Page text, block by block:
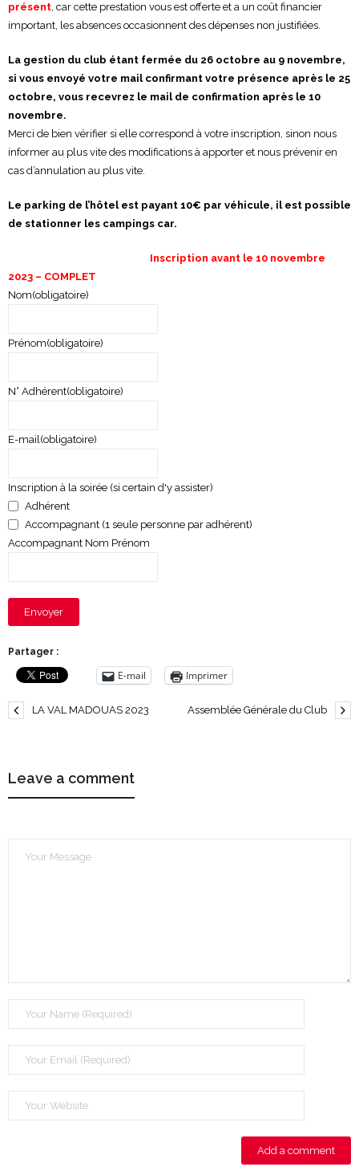
présent, car cette prestation vous est offerte et a un coût financier
important, les absences occasionnent des dépenses non justifiées.
La gestion du club étant fermée du 26 octobre au 9 novembre,
si vous envoyé votre mail confirmant votre présence après le 25
octobre, vous recevrez le mail de confirmation après le 10
novembre.
Merci de bien vérifier si elle correspond à votre inscription, sinon nous
informer au plus vite des modifications à apporter et nous prévenir en
cas d’annulation au plus vite.
Le parking de l’hôtel est payant 10€ par véhicule, il est possible
de stationner les campings car.
Inscription avant le 10 novembre
2023 – COMPLET
Nom(obligatoire)
Prénom(obligatoire)
N° Adhérent(obligatoire)
E-mail(obligatoire)
Inscription à la soirée (si certain d'y assister)
Adhérent
Accompagnant (1 seule personne par adhérent)
Accompagnant Nom Prénom
Envoyer
Partager :
E-mail Imprimer
LA VAL MADOUAS 2023 Assemblée Générale du Club
Leave a comment